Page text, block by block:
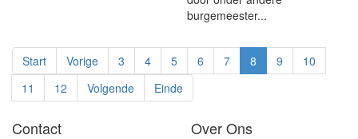
burgemeester...
Start Vorige 3 4 5 6 7 8 9
10
11
12 Volgende Einde
Contact Over Ons